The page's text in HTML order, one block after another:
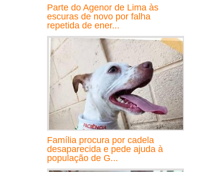
Parte do Agenor de Lima às
escuras de novo por falha
repetida de ener...
Família procura por cadela
desaparecida e pede ajuda à
população de G...